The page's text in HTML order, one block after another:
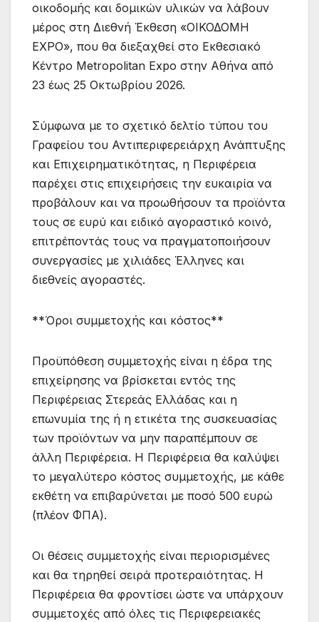
οικοδομής και δομικών υλικών να λάβουν
μέρος στη Διεθνή Έκθεση «ΟΙΚΟΔΟΜΗ
ΕΧΡΟ», που θα διεξαχθεί στο Εκθεσιακό
Κέντρο Metropolitan Expo στην Αθήνα από
23 έως 25 Οκτωβρίου 2026.
Σύμφωνα με το σχετικό δελτίο τύπου του
Γραφείου του Αντιπεριφερειάρχη Ανάπτυξης
και Επιχειρηματικότητας, η Περιφέρεια
παρέχει στις επιχειρήσεις την ευκαιρία να
προβάλουν και να προωθήσουν τα προϊόντα
τους σε ευρύ και ειδικό αγοραστικό κοινό,
επιτρέποντάς τους να πραγματοποιήσουν
συνεργασίες με χιλιάδες Έλληνες και
διεθνείς αγοραστές.
**Όροι συμμετοχής και κόστος**
Προϋπόθεση συμμετοχής είναι η έδρα της
επιχείρησης να βρίσκεται εντός της
Περιφέρειας Στερεάς Ελλάδας και η
επωνυμία της ή η ετικέτα της συσκευασίας
των προϊόντων να μην παραπέμπουν σε
άλλη Περιφέρεια. Η Περιφέρεια θα καλύψει
το μεγαλύτερο κόστος συμμετοχής, με κάθε
εκθέτη να επιβαρύνεται με ποσό 500 ευρώ
(πλέον ΦΠΑ).
Οι θέσεις συμμετοχής είναι περιορισμένες
και θα τηρηθεί σειρά προτεραιότητας. Η
Περιφέρεια θα φροντίσει ώστε να υπάρχουν
συμμετοχές από όλες τις Περιφερειακές